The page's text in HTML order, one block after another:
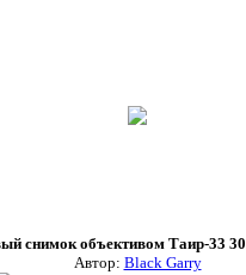
снимок объективом Таир-33
Автор: Black Garry